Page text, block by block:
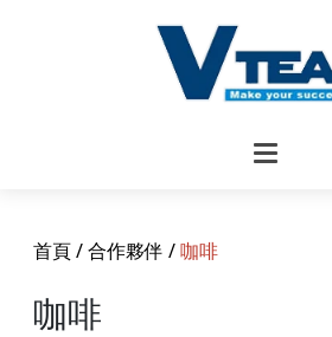
首頁/合作夥伴 /咖啡
咖啡